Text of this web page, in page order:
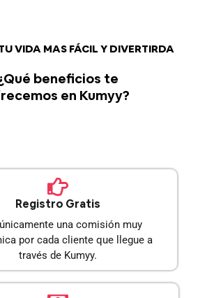
VIDA MAS FÁCIL Y DIVERTIRDA
beneficios te
en Kumyy?
Registro Gratis
una comisión muy
por cada cliente que llegue a
través de Kumyy.